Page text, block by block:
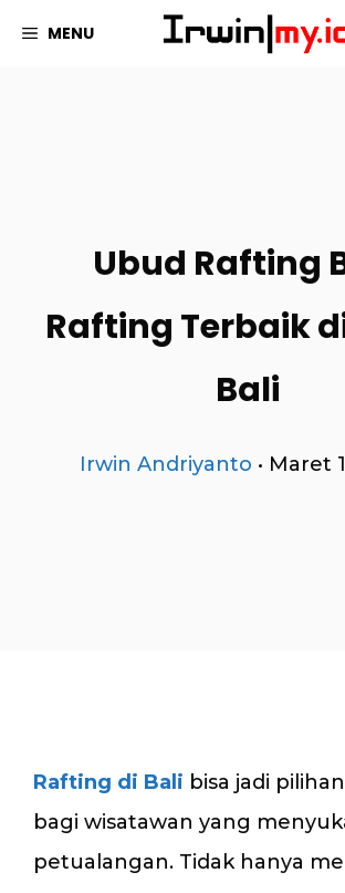
MENU
Ubud Rafting
Rafting Terbaik
Bali
Irwin Andriyanto • Maret
Rafting di Bali bisa jadi
bagi wisatawan yang
petualangan. Tidak hanya